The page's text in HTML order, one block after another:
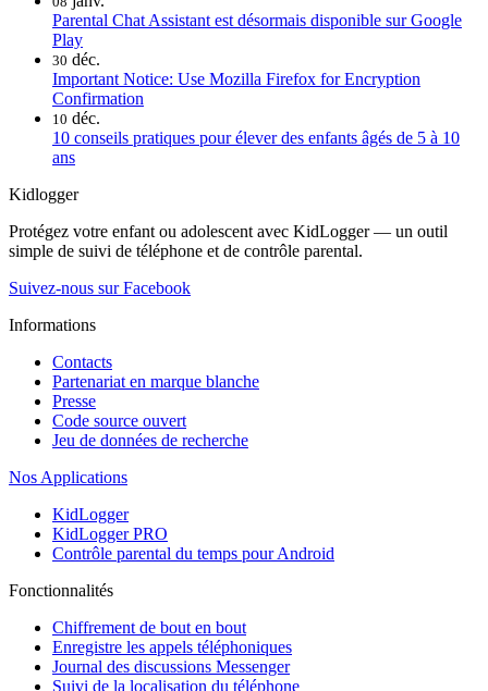
Parental Chat Assistant est désormais disponible sur Google
Play
30 déc.
Important Notice: Use Mozilla Firefox for Encryption
Confirmation
10 déc.
10 conseils pratiques pour élever des enfants âgés de 5 à 10
ans
Kidlogger
Protégez votre enfant ou adolescent avec KidLogger — un outil
simple de suivi de téléphone et de contrôle parental.
Suivez-nous sur Facebook
Informations
Contacts
Partenariat en marque blanche
Presse
Code source ouvert
Jeu de données de recherche
Nos Applications
KidLogger
KidLogger PRO
Contrôle parental du temps pour Android
Fonctionnalités
Chiffrement de bout en bout
Enregistre les appels téléphoniques
Journal des discussions Messenger
Suivi de la localisation du téléphone